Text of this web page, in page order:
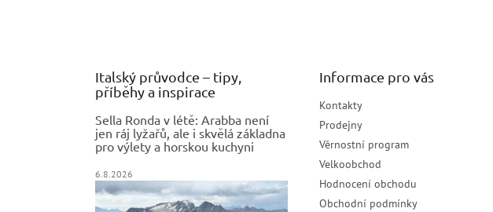
Italský průvodce – tipy,
příběhy a inspirace
Sella Ronda v létě: Arabba není
jen ráj lyžařů, ale i skvělá základna
pro výlety a horskou kuchyni
6.8.2026
Informace pro vás
Kontakty
Prodejny
Věrnostní program
Velkoobchod
Hodnocení obchodu
Obchodní podmínky